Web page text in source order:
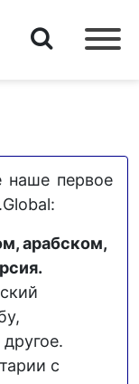
наше первое
арабском,
с